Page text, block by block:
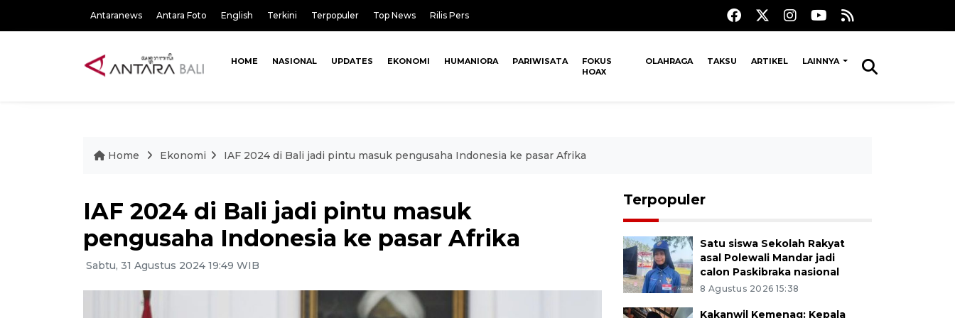
Antaranews Antara Foto English Terkini Terpopuler Top News Rilis Pers
HOME NASIONAL UPDATES EKONOMI HUMANIORA PARIWISATA
FOKUS
HOAX
OLAHRAGA TAKSU ARTIKEL LAINNYA
Home Ekonomi IAF 2024 di Bali jadi pintu masuk pengusaha Indonesia ke pasar Afrika
IAF 2024 di Bali jadi pintu masuk
pengusaha Indonesia ke pasar Afrika
Sabtu, 31 Agustus 2024 19:49 WIB
Terpopuler
Satu siswa Sekolah Rakyat
asal Polewali Mandar jadi
calon Paskibraka nasional
8 Agustus 2026 15:38
Kakanwil Kemenag: Kepala